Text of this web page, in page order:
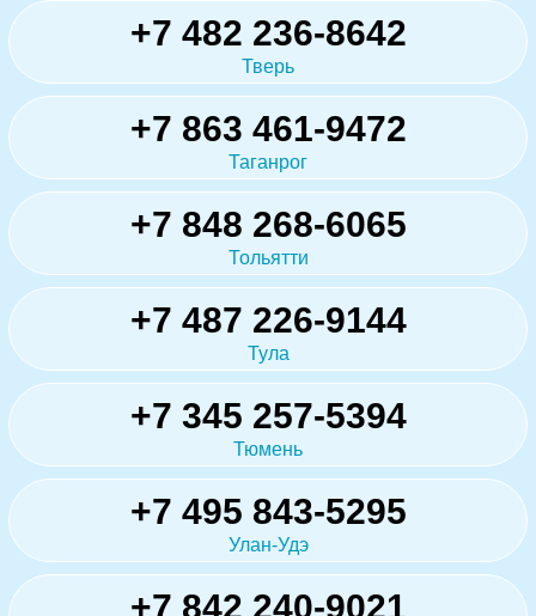
+7 482 236-8642
Тверь
+7 863 461-9472
Таганрог
+7 848 268-6065
Тольятти
+7 487 226-9144
Тула
+7 345 257-5394
Тюмень
+7 495 843-5295
Улан-Удэ
+7 842 240-9021